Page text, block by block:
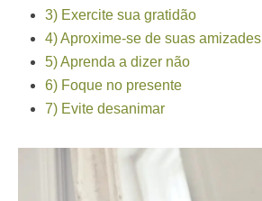
3) Exercite sua gratidão
4) Aproxime-se de suas amizades
5) Aprenda a dizer não
6) Foque no presente
7) Evite desanimar